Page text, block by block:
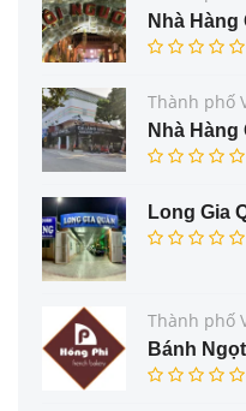
Thành phố
Long Gia
Thành phố
Bánh